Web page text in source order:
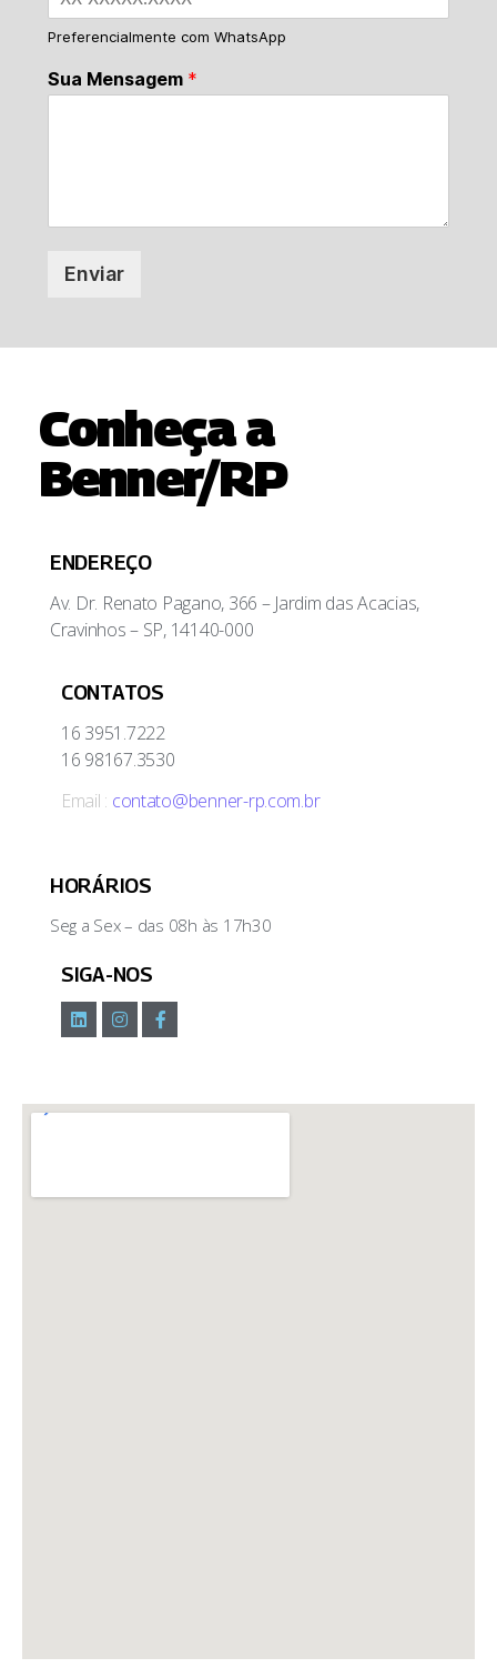
Preferencialmente com WhatsApp
Sua Mensagem *
Enviar
Conheça a
Benner/RP
ENDEREÇO
Av. Dr. Renato Pagano, 366 – Jardim das Acacias,
Cravinhos – SP, 14140-000
CONTATOS
16 3951.7222
16 98167.3530
Email : contato@benner-rp.com.br
HORÁRIOS
Seg a Sex – das 08h às 17h30
SIGA-NOS